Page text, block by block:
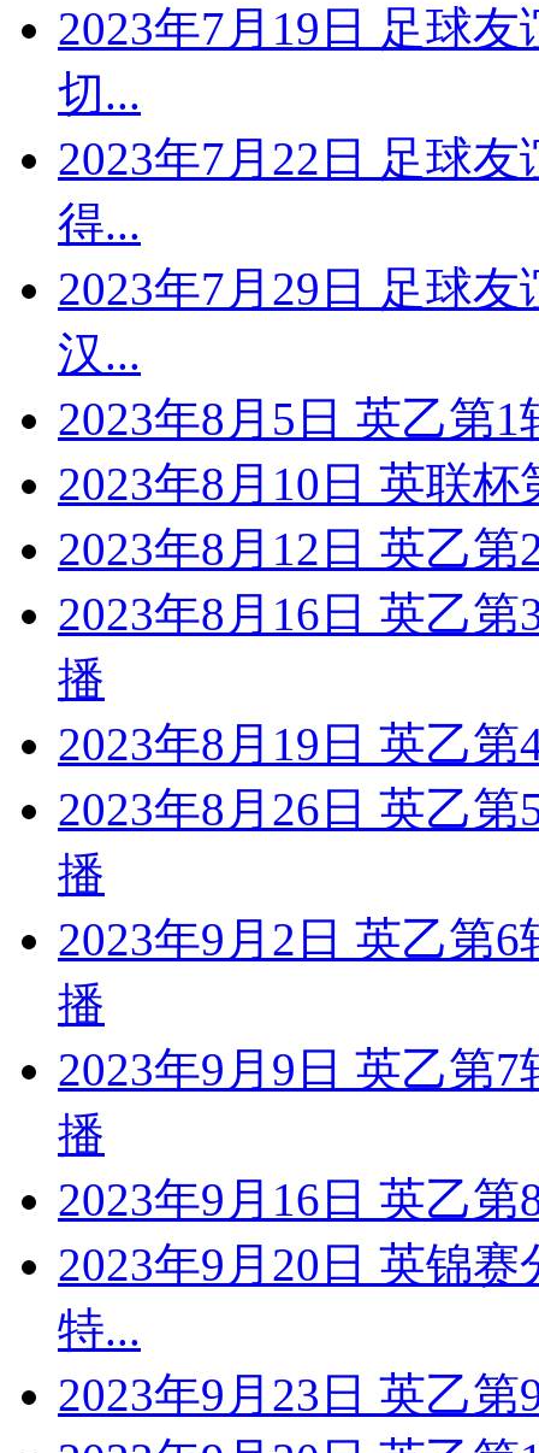
2023年7月19日 足球
切...
2023年7月22日 足球
得...
2023年7月29日 足球
汉...
2023年8月5日 英乙第
2023年8月10日 英联
2023年8月12日 英乙
2023年8月16日 英乙
播
2023年8月19日 英乙
2023年8月26日 英乙
播
2023年9月2日 英乙第
播
2023年9月9日 英乙第
播
2023年9月16日 英乙
2023年9月20日 英锦
特...
2023年9月23日 英乙